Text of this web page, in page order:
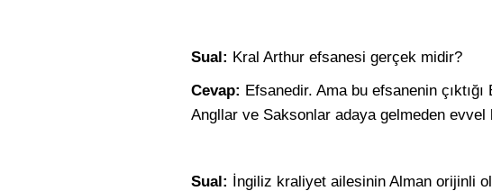
Sual: Kral Arthur efsanesi gerçek midir?
Cevap: Efsanedir. Ama bu efsanenin
Angllar ve Saksonlar adaya gelmeden evvel
Sual: İngiliz kraliyet ailesinin Alman orijinli